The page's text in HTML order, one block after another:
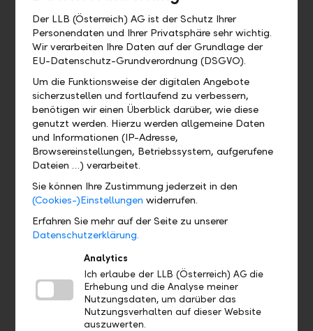
Muss ich die LLB Banking App mit
allen Funktionen verwenden?
Wo finde ich ...?
Wo kann ich das QR Zahlteil finden?
Wo finde ich mein eBill Postfach?
Gibt es eine Demoversion und wo
finde ich sie?
Wo finde ich das Profil?
Wo sehe ich welches Bankpaket ich
habe?
Der LLB (Österreich) AG ist der Schutz Ihrer
Personendaten und Ihrer Privatsphäre sehr wichtig.
Wir verarbeiten Ihre Daten auf der Grundlage der
EU-Datenschutz-Grundverordnung (DSGVO).
Um die Funktionsweise der digitalen Angebote
sicherzustellen und fortlaufend zu verbessern,
benötigen wir einen Überblick darüber, wie diese
genutzt werden. Hierzu werden allgemeine Daten
und Informationen (IP-Adresse,
Browsereinstellungen, Betriebssystem, aufgerufene
Dateien …) verarbeitet.
Sie können Ihre Zustimmung jederzeit in den
(Cookies-)Einstellungen widerrufen.
Erfahren Sie mehr auf der Seite zu unserer
Datenschutzerklärung.
Analytics
Ich erlaube der LLB (Österreich) AG die
Erhebung und die Analyse meiner
Nutzungsdaten, um darüber das
Nutzungsverhalten auf dieser Website
auszuwerten.